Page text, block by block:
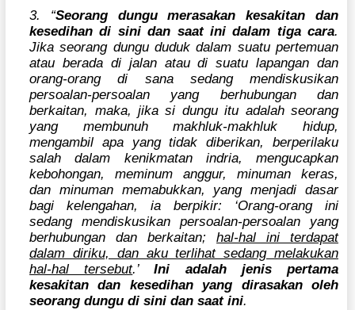
3. “Seorang dungu merasakan kesakitan dan
kesedihan di sini dan saat ini dalam tiga cara.
Jika seorang dungu duduk dalam suatu pertemuan
atau berada di jalan atau di suatu lapangan dan
orang-orang di sana sedang mendiskusikan
persoalan-persoalan yang berhubungan dan
berkaitan, maka, jika si dungu itu adalah seorang
yang membunuh makhluk-makhluk hidup,
mengambil apa yang tidak diberikan, berperilaku
salah dalam kenikmatan indria, mengucapkan
kebohongan, meminum anggur, minuman keras,
dan minuman memabukkan, yang menjadi dasar
bagi kelengahan, ia berpikir: ‘Orang-orang ini
sedang mendiskusikan persoalan-persoalan yang
berhubungan dan berkaitan;hal-hal ini terdapat
dalam diriku, dan aku terlihat sedang melakukan
hal-hal tersebut.’Ini adalah jenis pertama
kesakitan dan kesedihan yang dirasakan oleh
seorang dungu di sini dan saat ini.